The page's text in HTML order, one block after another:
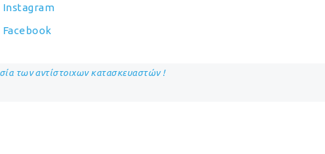
Instagram
Facebook
των αντίστοιχων κατασκευαστών !